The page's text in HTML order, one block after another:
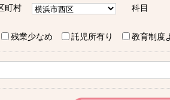
町村 科目
残業少なめ 託児所有り 教育制度